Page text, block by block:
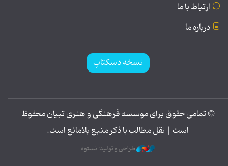
ارتباط با ما
درباره ما
نسخه دسکتاپ
© تمامی حقوق برای موسسه فرهنگی و هنری تبیان محفوظ
است | نقل مطالب با ذکر منبع بلامانع است.
طراحی و تولید: نستوه